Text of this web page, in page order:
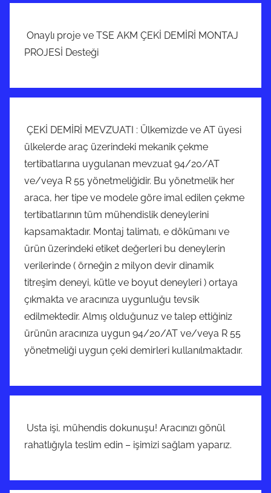
Onaylı proje ve TSE AKM ÇEKİ DEMİRİ MONTAJ
PROJESİ Desteği
ÇEKİ DEMİRİ MEVZUATI : Ülkemizde ve AT üyesi
ülkelerde araç üzerindeki mekanik çekme
tertibatlarına uygulanan mevzuat 94/20/AT
ve/veya R 55 yönetmeliğidir. Bu yönetmelik her
araca, her tipe ve modele göre imal edilen çekme
tertibatlarının tüm mühendislik deneylerini
kapsamaktadır. Montaj talimatı, e dökümanı ve
ürün üzerindeki etiket değerleri bu deneylerin
verilerinde ( örneğin 2 milyon devir dinamik
titreşim deneyi, kütle ve boyut deneyleri ) ortaya
çıkmakta ve aracınıza uygunluğu tevsik
edilmektedir. Almış olduğunuz ve talep ettiğiniz
ürünün aracınıza uygun 94/20/AT ve/veya R 55
yönetmeliği uygun çeki demirleri kullanılmaktadır.
Usta işi, mühendis dokunuşu! Aracınızı gönül
rahatlığıyla teslim edin – işimizi sağlam yaparız.